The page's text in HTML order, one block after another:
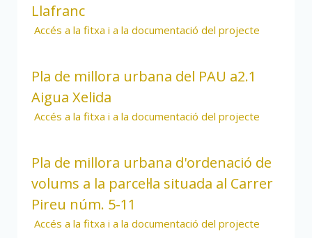
Llafranc
Accés a la fitxa i a la documentació del projecte
Pla de millora urbana del PAU a2.1
Aigua Xelida
Accés a la fitxa i a la documentació del projecte
Pla de millora urbana d'ordenació de
volums a la parcel·la situada al Carrer
Pireu núm. 5-11
Accés a la fitxa i a la documentació del projecte